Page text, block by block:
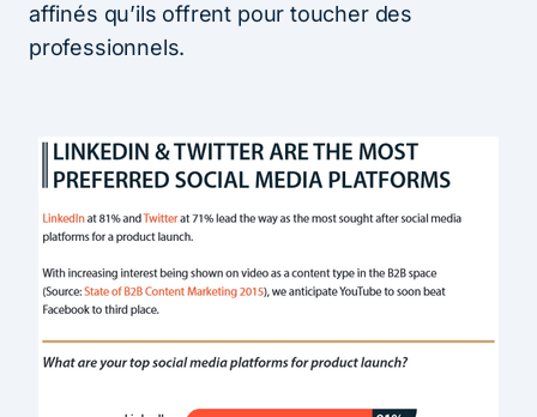
affinés qu’ils offrent pour toucher des
professionnels.